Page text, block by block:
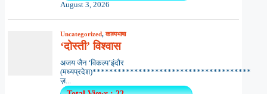
August 3, 2026
Uncategorized,काव्यभाषा
‘दोस्ती’ विश्वास
अजय जैन ‘विकल्प’इंदौर
(मध्यप्रदेश)**************************************
ज़...